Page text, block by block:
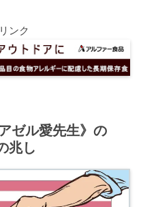
ンク
ゼル愛先生》の
兆し